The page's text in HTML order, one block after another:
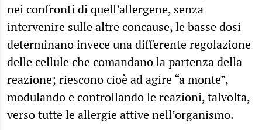
nei confronti di quell’allergene, senza
intervenire sulle altre concause, le basse dosi
determinano invece una differente regolazione
delle cellule che comandano la partenza della
reazione; riescono cioè ad agire “a monte”,
modulando e controllando le reazioni, talvolta,
verso tutte le allergie attive nell’organismo.